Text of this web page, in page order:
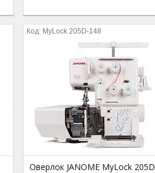
MyLock 205D-148
Оверлок JANOME MyLock 205D